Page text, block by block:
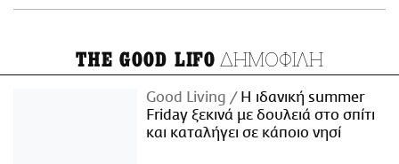
THE GOOD LIFO ΔΗΜΟΦΙΛΗ
Good Living
Η ιδανική summer
Friday ξεκινά με δουλειά στο σπίτι
και καταλήγει σε κάποιο νησί